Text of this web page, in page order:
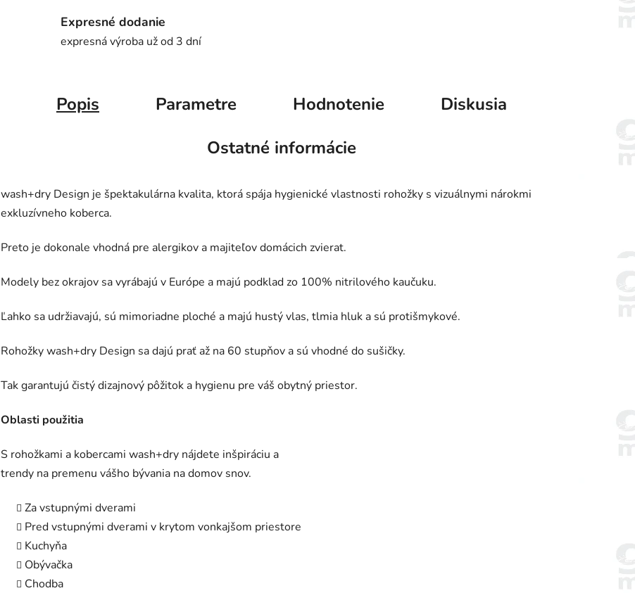
Expresné dodanie
expresná výroba už od 3 dní
Popis Parametre Hodnotenie
Diskusia
Ostatné informácie
wash+dry Design je špektakulárna kvalita, ktorá spája hygienické vlastnosti rohožky s vizuálnymi nárokmi
exkluzívneho koberca.
Preto je dokonale vhodná pre alergikov a majiteľov domácich zvierat.
Modely bez okrajov sa vyrábajú v Európe a majú podklad zo 100% nitrilového kaučuku.
Ľahko sa udržiavajú, sú mimoriadne ploché a majú hustý vlas, tlmia hluk a sú protišmykové.
Rohožky wash+dry Design sa dajú prať až na 60 stupňov a sú vhodné do sušičky.
Tak garantujú čistý dizajnový pôžitok a hygienu pre váš obytný priestor.
Oblasti použitia
S rohožkami a kobercami wash+dry nájdete inšpiráciu a
trendy na premenu vášho bývania na domov snov.
Za vstupnými dverami
Pred vstupnými dverami v krytom vonkajšom priestore
Kuchyňa
Obývačka
Chodba